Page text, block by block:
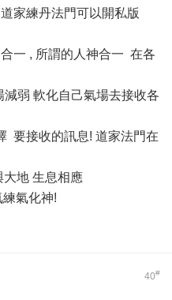
家練丹法門可以開私版
一 , 所謂的人神合一 在各
弱 軟化自己氣場去接收各
要接收的訊息! 道家法門在
地 生息相應
氣化神!
40#